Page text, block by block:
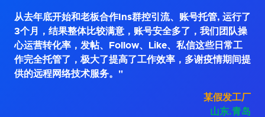
从去年底开始和老板合作Ins群控引流、账号托管, 运行了
3个月，结果整体比较满意，账号安全多了，我们团队操
心运营转化率，发帖、Follow、Like、私信这些日常工
作完全托管了，极大了提高了工作效率，多谢疫情期间提
供的远程网络技术服务。"
某假发工厂
山东.青岛